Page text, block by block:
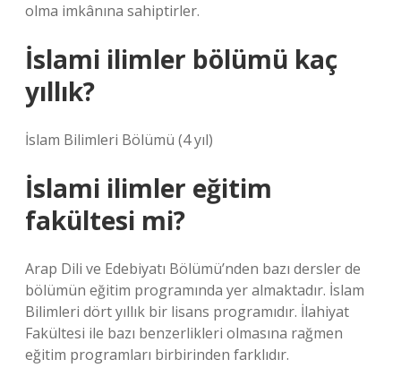
olma imkânına sahiptirler.
İslami ilimler bölümü kaç
yıllık?
İslam Bilimleri Bölümü (4 yıl)
İslami ilimler eğitim
fakültesi mi?
Arap Dili ve Edebiyatı Bölümü’nden bazı dersler de
bölümün eğitim programında yer almaktadır. İslam
Bilimleri dört yıllık bir lisans programıdır. İlahiyat
Fakültesi ile bazı benzerlikleri olmasına rağmen
eğitim programları birbirinden farklıdır.